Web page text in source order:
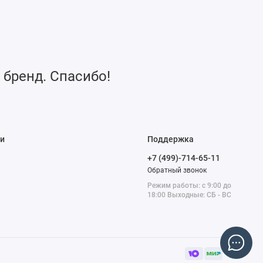
Спасибо!
Поддержка
+7 (499)-714-65-11
Обратный звонок
Режим работы: с 9:00 до
18:00 Выходные: СБ - ВС